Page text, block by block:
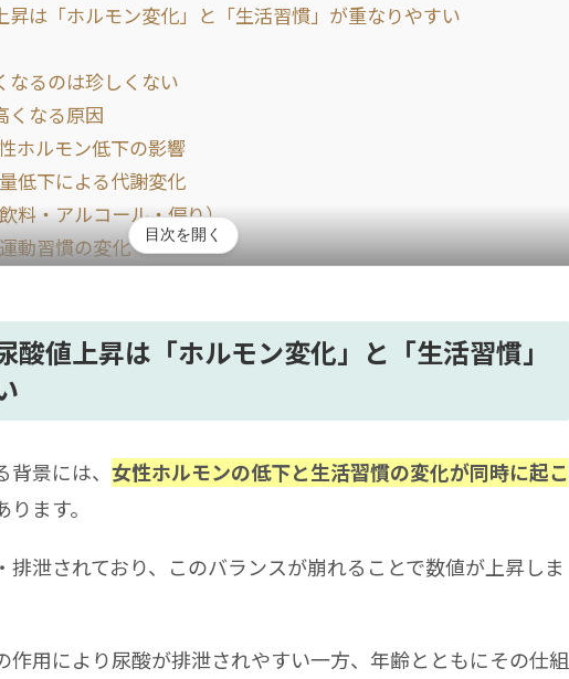
昇は「ホルモン変化」と「生活習慣」が重なりやすい
なるのは珍しくない
くなる原因
ホルモン低下の影響
低下による代謝変化
料・アルコール・偏り）
動習慣の変化
やすいサイン
は「年齢と生活の変化」に合わせた対策が重要
目次を開く
酸値上昇は「ホルモン変化」と「生活習慣」
景には、 女性ホルモンの低下と生活習慣の変化が同時に起こ
ます。
排泄されており、このバランスが崩れることで数値が上昇しま
作用により尿酸が排泄されやすい一方、年齢とともにその仕組